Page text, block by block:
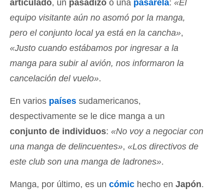
articulado, un pasadizo o una pasarela: «El
equipo visitante aún no asomó por la manga,
pero el conjunto local ya está en la cancha»,
«Justo cuando estábamos por ingresar a la
manga para subir al avión, nos informaron la
cancelación del vuelo».
En varios países sudamericanos,
despectivamente se le dice manga a un
conjunto de individuos: «No voy a negociar con
una manga de delincuentes», «Los directivos de
este club son una manga de ladrones».
Manga, por último, es un cómic hecho en Japón.